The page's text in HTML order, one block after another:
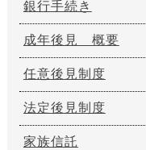
銀行手続き
成年後見 概要
任意後見制度
法定後見制度
家族信託